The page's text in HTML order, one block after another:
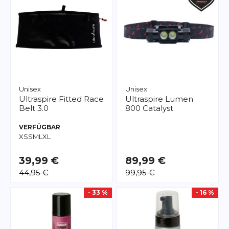
Unisex
Ultraspire Fitted Race
Belt 3.0
VERFÜGBAR
XSSML XL
39,99 €
44,95 €
Unisex
Ultraspire Lumen
800 Catalyst
89,99 €
99,95 €
- 33 % - 16 %